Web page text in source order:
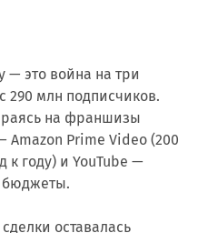
— это война на три
290 млн подписчиков.
на франшизы
Amazon Prime Video (200
к году) и YouTube —
бюджеты.
оставалась